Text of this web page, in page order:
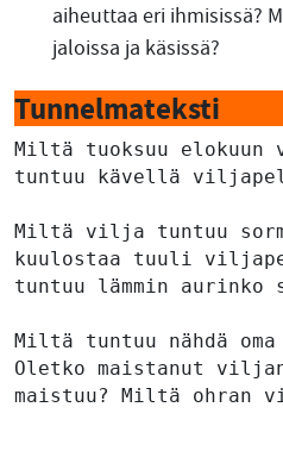
aiheuttaa eri ihmisissä?
jaloissa ja käsissä?
Tunnelmateksti
Miltä tuoksuu
tuntuu kävellä
Miltä vilja tuntuu
kuulostaa tuuli
tuntuu lämmin aurinko
Miltä tuntuu nähdä oma
Oletko maistanut
maistuu? Miltä ohran